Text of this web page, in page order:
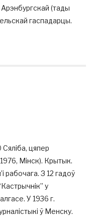
(тады
гаспадарцы.
Сяліба, цяпер
Мінск). Крытык.
рабочага. З 12 гадоў
у
У 1936 г.
ў Менску.